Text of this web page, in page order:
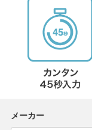
メーカー